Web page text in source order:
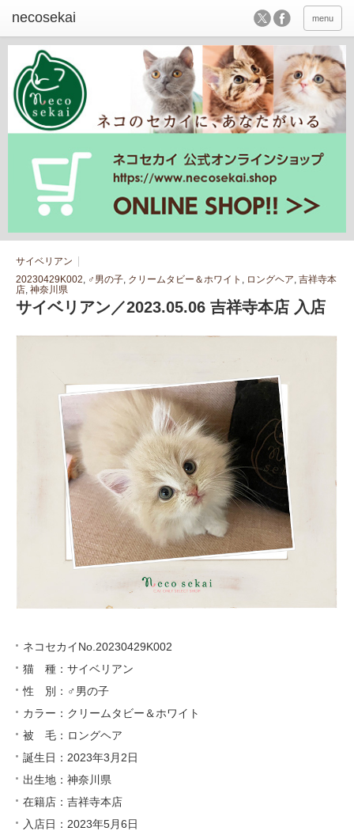
menu
サイベリアン
20230429K002, ♂男の子, クリームタビー＆ホワイト , ロングヘア, 吉祥寺本
店, 神奈川県
サイベリアン／2023.05.06 吉祥寺本店 入店
ネコセカイNo.20230429K002
猫 種：サイベリアン
性 別：♂男の子
カラー：クリームタビー＆ホワイト
被 毛：ロングヘア
誕生日：2023年3月2日
出生地：神奈川県
在籍店：吉祥寺本店
入店日：2023年5月6日